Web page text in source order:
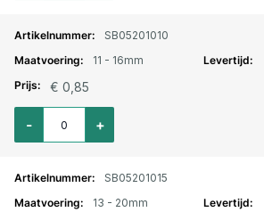
SB05201010
11 - 16mm
€ 0,85
Aantal voor Slangklem Jubilee verzinkt 11-16mm
+
-
SB05201015
13 - 20mm